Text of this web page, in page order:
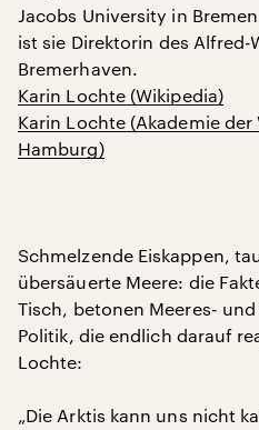
Jacobs University in
ist sie Direktorin des
Bremerhaven.
Karin Lochte (Wikipedia)
Karin Lochte (Akademie
Hamburg)
Schmelzende Eiskappen,
übersäuerte Meere: die
Tisch, betonen Meeres-
Politik, die endlich darauf
Lochte:
„Die Arktis kann uns nicht